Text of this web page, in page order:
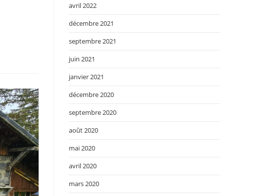
avril 2022
décembre 2021
septembre 2021
juin 2021
janvier 2021
décembre 2020
septembre 2020
août 2020
mai 2020
avril 2020
mars 2020